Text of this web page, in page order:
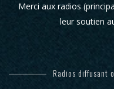
Merci aux radios
leur soutien
Radios diffusant